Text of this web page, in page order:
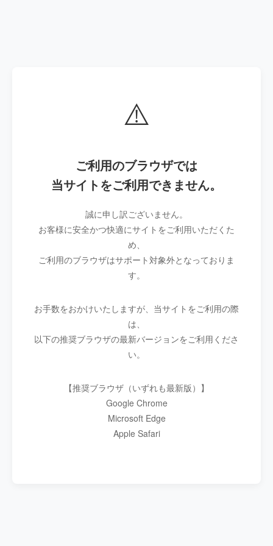
⚠️
ご利用のブラウザでは
当サイトをご利用できません。
誠に申し訳ございません。
お客様に安全かつ快適にサイトをご利用いただくた
め、
ご利用のブラウザはサポート対象外となっておりま
す。
お手数をおかけいたしますが、当サイトをご利用の際
は、
以下の推奨ブラウザの最新バージョンをご利用くださ
い。
【推奨ブラウザ（いずれも最新版）】
Google Chrome
Microsoft Edge
Apple Safari